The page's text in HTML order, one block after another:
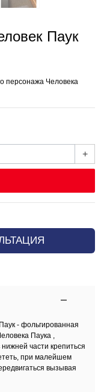
Паук
персонажа Человека
+
- фольгированная
Паука ,
части крепиться
при малейшем
вызывая